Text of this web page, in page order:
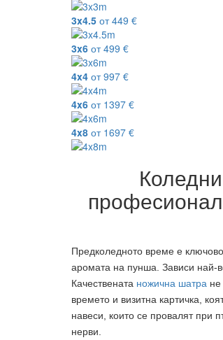
3x4.5 от449 €
3x6 от499 €
4x4 от997 €
4x6 от1397 €
4x8 от1697 €
Предколедното време е
аромата на пунша. Зависи най-
Качествената ножична шатра
времето и визитна картичка,
навеси, които се провалят при
нерви.